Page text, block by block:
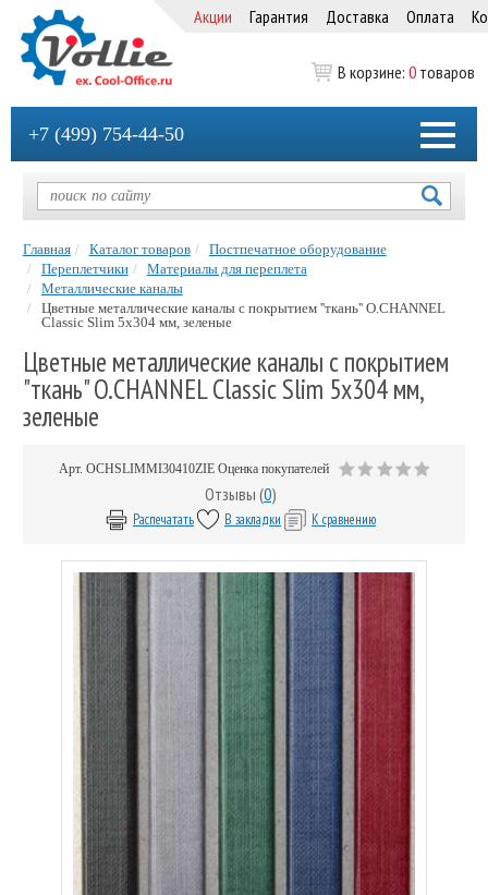
Акции Гарантия Доставка Оплата
В корзине: 0 товаров
+7 (499) 754-44-50
Главная Каталог товаров
Постпечатное оборудование
Переплетчики
Материалы для переплета
Металлические каналы
Цветные металлические каналы с покрытием ''ткань'' O.CHANNEL
Classic Slim 5х304 мм, зеленые
Цветные металлические каналы с покрытием
"ткань" O.CHANNEL Classic Slim 5х304 мм,
зеленые
Арт. OCHSLIMMI30410ZIE Оценка покупателей
Отзывы (0)
Распечатать В закладки К сравнению